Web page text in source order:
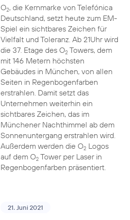
O2, die Kernmarke von Telefónica
Deutschland, setzt heute zum EM-
Spiel ein sichtbares Zeichen für
Vielfalt und Toleranz. Ab 21Uhr wird
die 37. Etage des O2Towers, dem
mit 146 Metern höchsten
Gebäudes in München, von allen
Seiten in Regenbogenfarben
erstrahlen. Damit setzt das
Unternehmen weiterhin ein
sichtbares Zeichen, das im
Münchener Nachthimmel ab dem
Sonnenuntergang erstrahlen wird.
Außerdem werden die O2Logos
auf dem O2Tower per Laser in
Regenbogenfarben präsentiert.
21. Juni 2021